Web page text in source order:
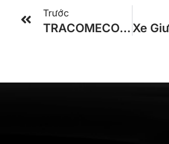
Trước
TRACOMECO UNIVERSE DCAR Cung Điện Di Động 24 Phòng